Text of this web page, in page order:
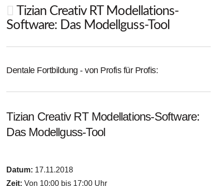
Tizian Creativ RT Modellations-
Software: Das Modellguss-Tool
Dentale Fortbildung - von Profis für Profis:
Tizian Creativ RT Modellations-Software:
Das Modellguss-Tool
Datum: 17.11.2018
Zeit: Von 10:00 bis 17:00 Uhr